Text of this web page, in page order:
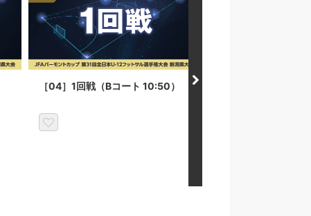
［04］1回戦（Bコート 10:50）